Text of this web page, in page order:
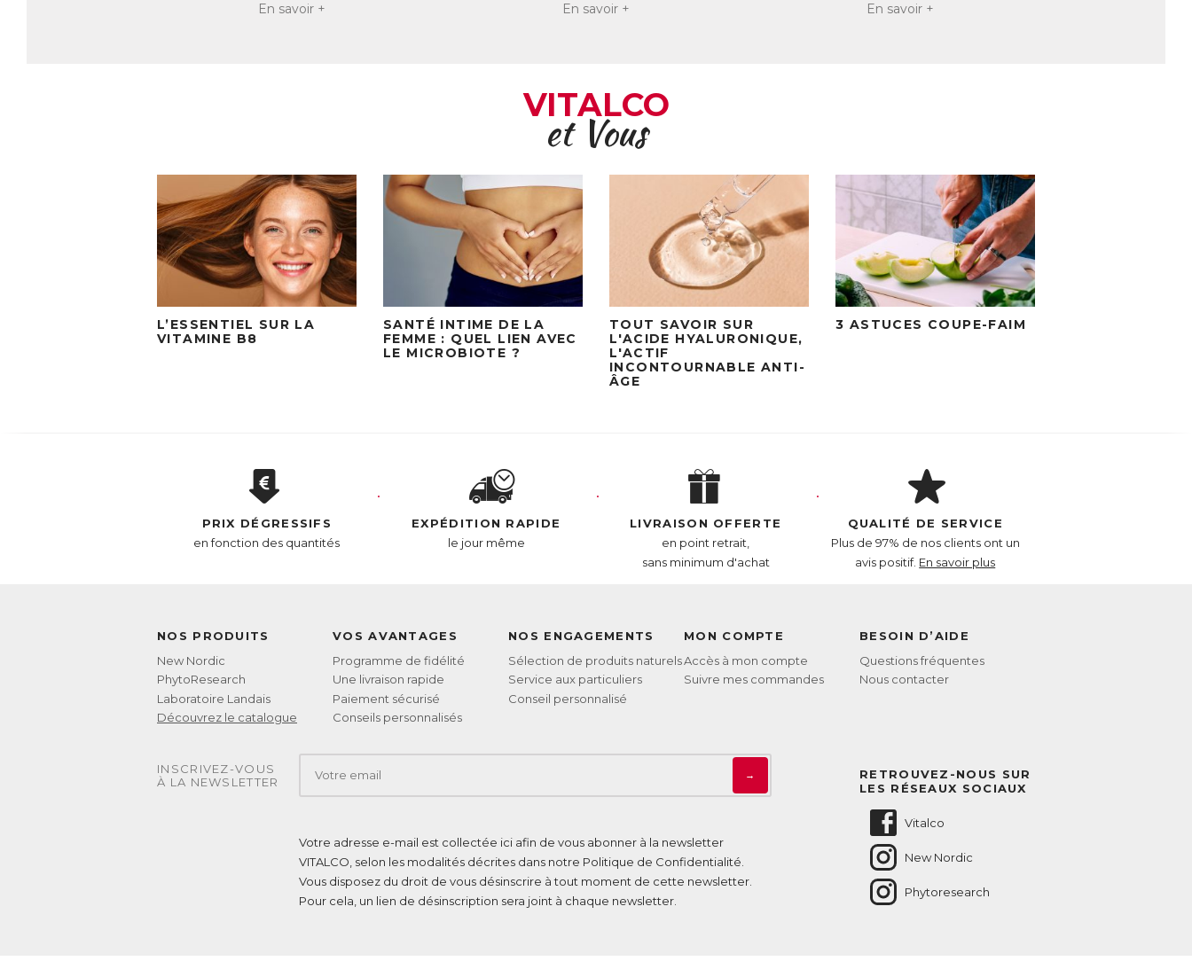
En savoir + En savoir + En savoir +
VITALCO
et Vous
L’ESSENTIEL SUR LA
VITAMINE B8
SANTÉ INTIME DE LA
FEMME : QUEL LIEN AVEC
LE MICROBIOTE ?
TOUT SAVOIR SUR
L'ACIDE HYALURONIQUE,
L'ACTIF
INCONTOURNABLE ANTI-
ÂGE
3 ASTUCES COUPE-FAIM
PRIX DÉGRESSIFS
en fonction des quantités
EXPÉDITION RAPIDE
le jour même
LIVRAISON OFFERTE
en point retrait,
sans minimum d'achat
QUALITÉ DE SERVICE
Plus de 97% de nos clients ont un
avis positif. En savoir plus
NOS PRODUITS
New Nordic
PhytoResearch
Laboratoire Landais
Découvrez le catalogue
VOS AVANTAGES
Programme de fidélité
Une livraison rapide
Paiement sécurisé
Conseils personnalisés
NOS ENGAGEMENTS
Sélection de produits naturels
Service aux particuliers
Conseil personnalisé
MON COMPTE
Accès à mon compte
Suivre mes commandes
BESOIN D’AIDE
Questions fréquentes
Nous contacter
RETROUVEZ-NOUS SUR
LES RÉSEAUX SOCIAUX
Vitalco
New Nordic
Phytoresearch
INSCRIVEZ-VOUS
À LA NEWSLETTER
→
Votre adresse e-mail est collectée ici afin de vous abonner à la newsletter
VITALCO, selon les modalités décrites dans notre Politique de Confidentialité
Vous disposez du droit de vous désinscrire à tout moment de cette newsletter.
Pour cela, un lien de désinscription sera joint à chaque newsletter.